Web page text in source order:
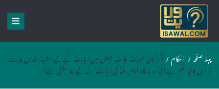
پہلا صفحہ / احکام / اگر کوئی عورت حالتِ حیض میں زیارت کے لیے مشہد مقدس جائے،
تو اس کا کیا حکم ہے؟ کیا وہ بارگاہِ امام رضاؑ کی زیارت کے لیے جا سکتی ہے؟